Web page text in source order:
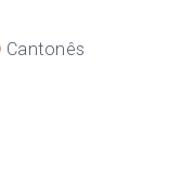
Cantonês